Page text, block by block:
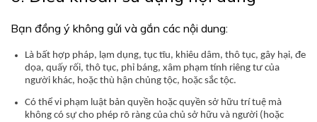
Bạn đồng ý không gửi và gắn các nội dung:
Là bất hợp pháp, lạm dụng, tục tĩu, khiêu dâm, thô tục, gây hại, đe
dọa, quấy rối, thô tục, phỉ báng, xâm phạm tính riêng tư của
người khác, hoặc thù hận chủng tộc, hoặc sắc tộc.
Có thể vi phạm luật bản quyền hoặc quyền sở hữu trí tuệ mà
không có sự cho phép rõ ràng của chủ sở hữu và người (hoặc